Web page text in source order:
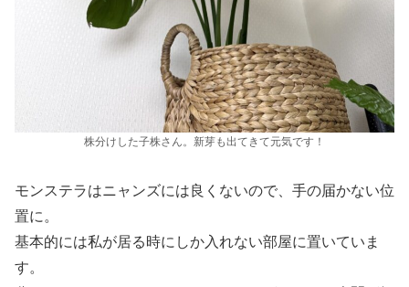
株分けした子株さん。新芽も出てきて元気です！
モンステラはニャンズには良くないので、手の届かない位
置に。
基本的には私が居る時にしか入れない部屋に置いていま
す。